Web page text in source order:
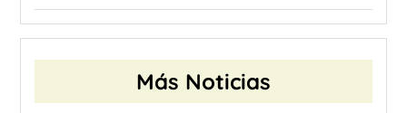
Más Noticias